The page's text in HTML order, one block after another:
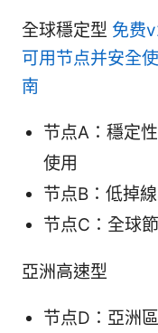
全球穩定型 免费
可用节点并安全
南
节点A：穩定
使用
节点B：低掉
节点C：全球
亞洲高速型
节点D：亞洲